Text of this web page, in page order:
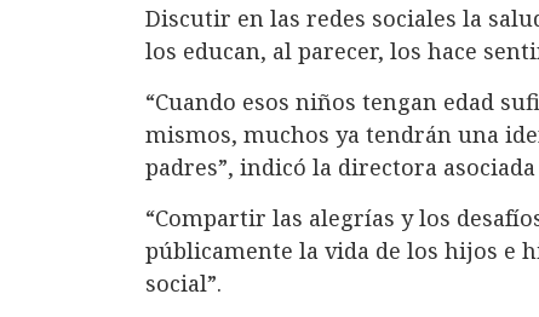
Discutir en las redes sociales la
los educan, al parecer, los hace
“Cuando esos niños tengan edad
mismos, muchos ya tendrán una
padres”, indicó la directora
“Compartir las alegrías y los
públicamente la vida de los hijos e
social”.